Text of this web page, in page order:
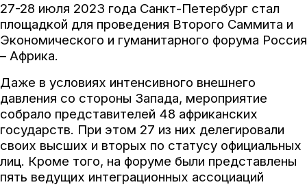
27-28 июля 2023 года Санкт-Петербург стал
площадкой для проведения Второго Саммита и
Экономического и гуманитарного форума Россия
– Африка.
Даже в условиях интенсивного внешнего
давления со стороны Запада, мероприятие
собрало представителей 48 африканских
государств. При этом 27 из них делегировали
своих высших и вторых по статусу официальных
лиц. Кроме того, на форуме были представлены
пять ведущих интеграционных ассоциаций